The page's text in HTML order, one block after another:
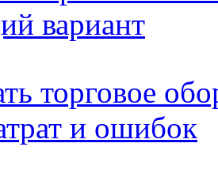
вариант
торговое
и ошибок